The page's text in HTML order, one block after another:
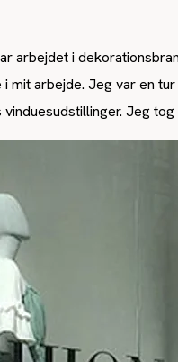
arbejdet i
i mit arbejde. Jeg var en
vinduesudstillinger. Jeg